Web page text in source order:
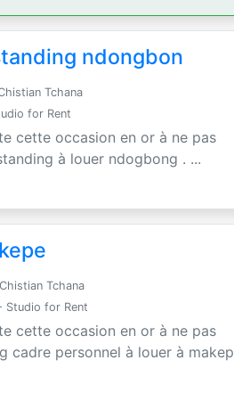
ndongbon
Tchana
for Rent
cette occasion en or à ne pas
à louer ndogbong . ...
Tchana
Studio for Rent
cette occasion en or à ne pas
cadre personnel à louer à